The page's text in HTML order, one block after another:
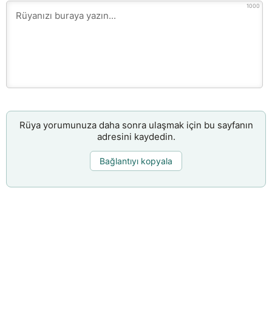
1000
Rüya yorumunuza daha sonra ulaşmak için bu sayfanın
adresini kaydedin.
Bağlantıyı kopyala